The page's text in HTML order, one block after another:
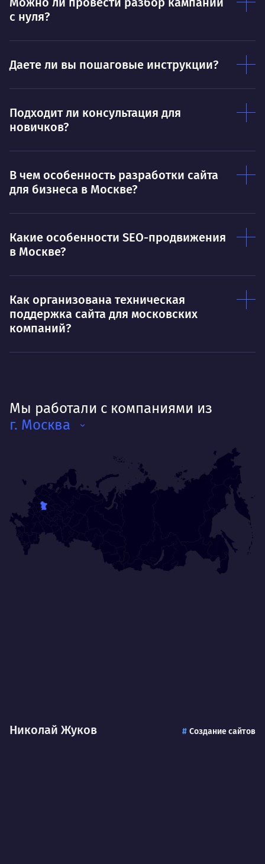
Умею
О работе
О
с нуля?
Даете ли вы пошаговые инструкции?
Подходит ли консультация для
новичков?
В чем особенность разработки сайта
для бизнеса в Москве?
Какие особенности SEO-продвижения
в Москве?
Как организована техническая
поддержка сайта для московских
компаний?
Мы работали с компаниями из
г. Москва
Николай Жуков Создание сайтов